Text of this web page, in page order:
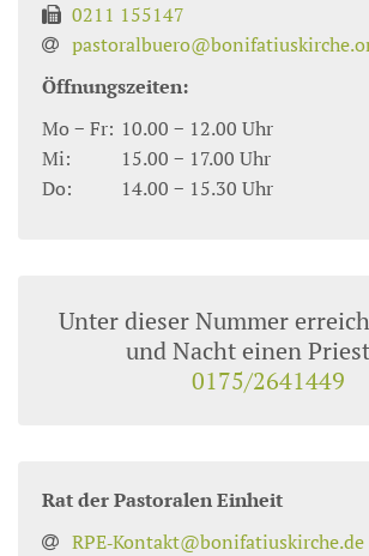
0211 155147
Öffnungszeiten:
Mo − Fr: 10.00 − 12.00 Uhr
Mi:
15.00 − 17.00 Uhr
Do:
14.00 − 15.30 Uhr
Unter dieser Nummer
und Nacht einen
0175/2641449
Rat der Pastoralen Einheit
RPE‑Kontakt@bonifatiuskirche.de